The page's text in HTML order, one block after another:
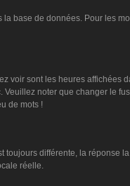
base de données. Pour les
voir sont les heures
Veuillez noter que changer le
de mots !
différente, la
réelle.